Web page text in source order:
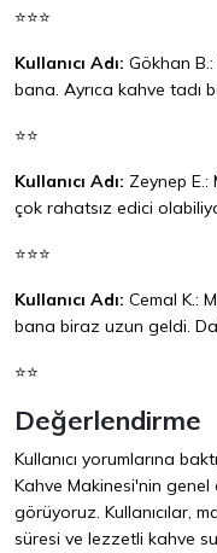
⭐⭐⭐
Kullanıcı Adı: Gökhan
bana. Ayrıca kahve tadı
⭐⭐
Kullanıcı Adı: Zeynep E.:
çok rahatsız edici
⭐⭐⭐
Kullanıcı Adı: Cemal K.:
bana biraz uzun geldi.
⭐⭐
Değerlendirme
Kullanıcı yorumlarına
Kahve Makinesi'nin genel
görüyoruz. Kullanıcılar,
süresi ve lezzetli kahve